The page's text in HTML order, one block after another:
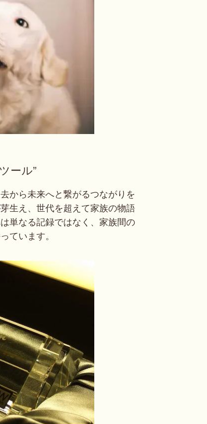
ール”
から未来へと繋がるつながりを
生え、世代を超えて家族の物語
単なる記録ではなく、家族間の
ています。